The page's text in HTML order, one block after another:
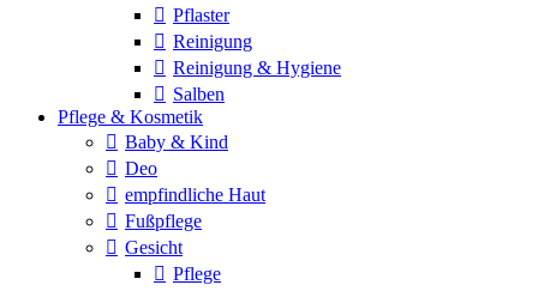
Pflaster
Reinigung
Reinigung & Hygiene
Salben
Pflege & Kosmetik
Baby & Kind
Deo
empfindliche Haut
Fußpflege
Gesicht
Pflege